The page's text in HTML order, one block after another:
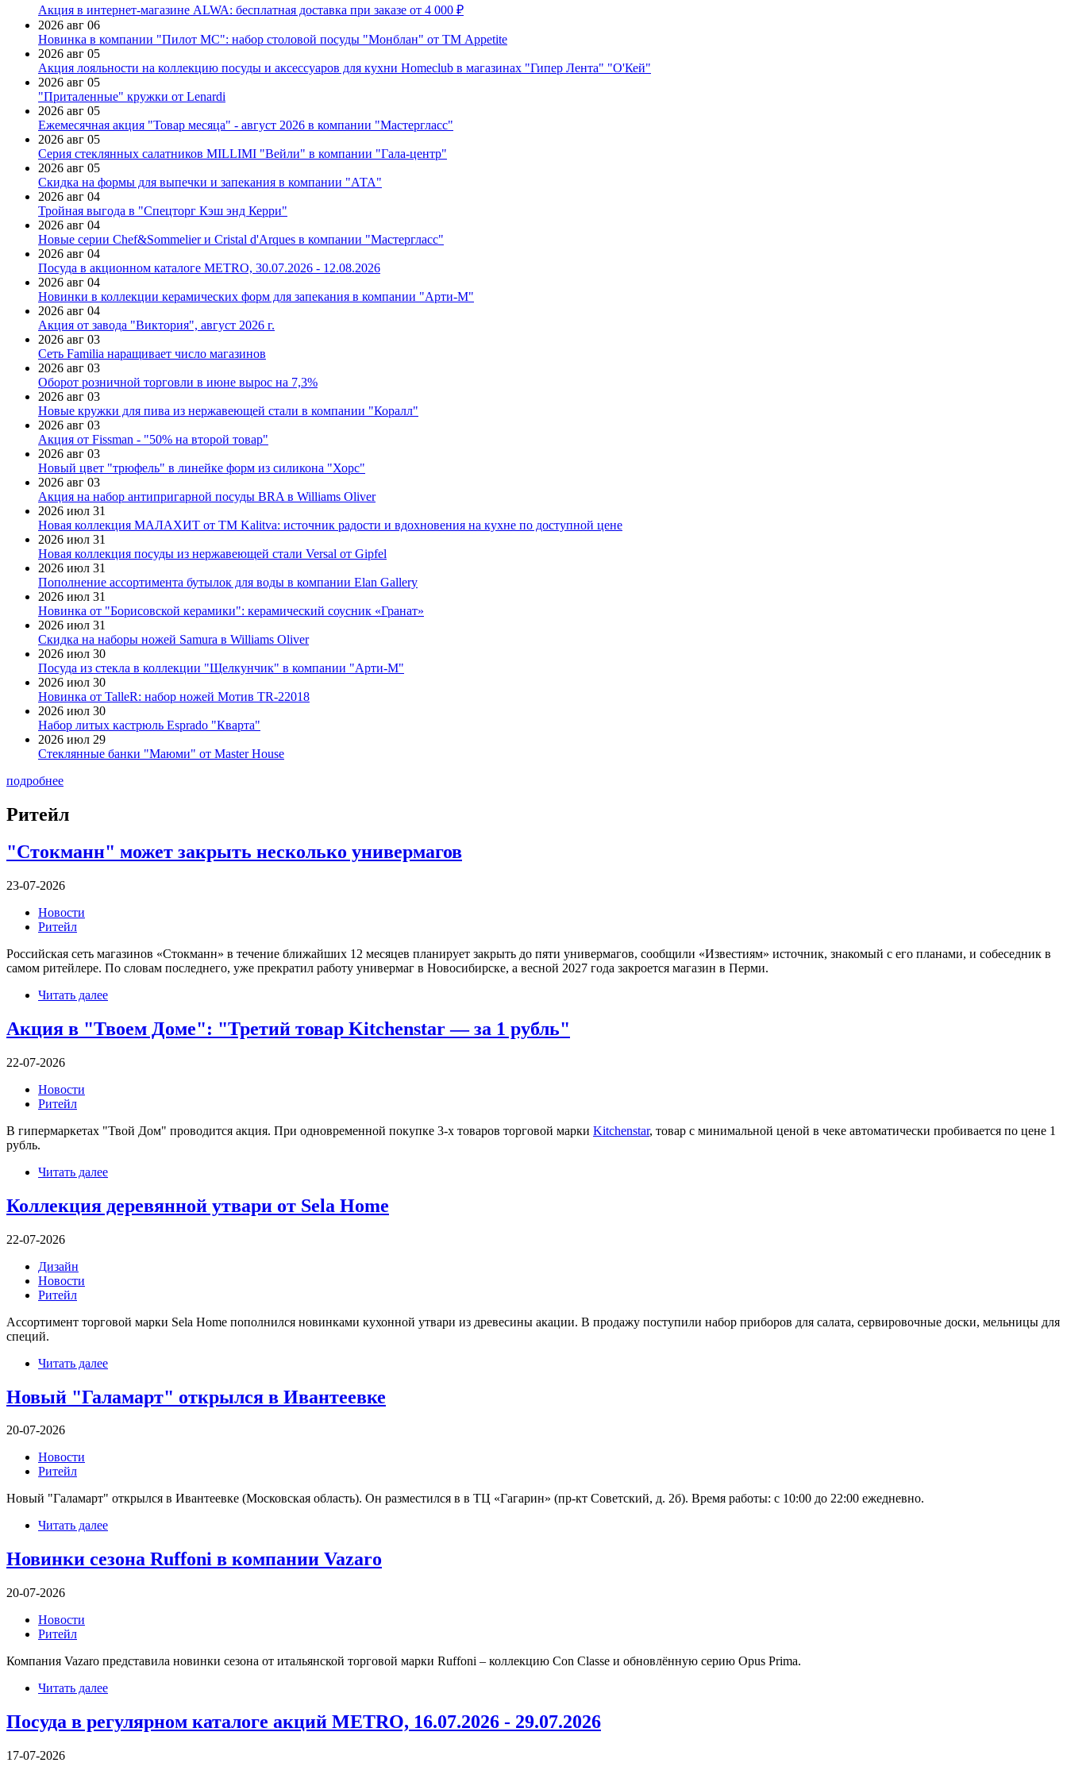
Акция в интернет-магазине ALWA: бесплатная доставка при заказе от 4 000 ₽
2026 авг 06
Новинка в компании "Пилот МС": набор столовой посуды "Монблан" от ТМ Appetite
2026 авг 05
Акция лояльности на коллекцию посуды и аксессуаров для кухни Homeclub в магазинах "Гипер Лента" "О'Кей"
2026 авг 05
"Приталенные" кружки от Lenardi
2026 авг 05
Ежемесячная акция "Товар месяца" - август 2026 в компании "Мастергласс"
2026 авг 05
Серия стеклянных салатников MILLIMI "Вейли" в компании "Гала-центр"
2026 авг 05
Скидка на формы для выпечки и запекания в компании "АТА"
2026 авг 04
Тройная выгода в "Спецторг Кэш энд Керри"
2026 авг 04
Новые серии Chef&Sommelier и Cristal d'Arques в компании "Мастергласс"
2026 авг 04
Посуда в акционном каталоге METRO, 30.07.2026 - 12.08.2026
2026 авг 04
Новинки в коллекции керамических форм для запекания в компании "Арти-М"
2026 авг 04
Акция от завода "Виктория", август 2026 г.
2026 авг 03
Сеть Familia наращивает число магазинов
2026 авг 03
Оборот розничной торговли в июне вырос на 7,3%
2026 авг 03
Новые кружки для пива из нержавеющей стали в компании "Коралл"
2026 авг 03
Акция от Fissman - "50% на второй товар"
2026 авг 03
Новый цвет "трюфель" в линейке форм из силикона "Хорс"
2026 авг 03
Акция на набор антипригарной посуды BRA в Williams Oliver
2026 июл 31
Новая коллекция МАЛАХИТ от ТМ Kalitva: источник радости и вдохновения на кухне по доступной цене
2026 июл 31
Новая коллекция посуды из нержавеющей стали Versal от Gipfel
2026 июл 31
Пополнение ассортимента бутылок для воды в компании Elan Gallery
2026 июл 31
Новинка от "Борисовской керамики": керамический соусник «Гранат»
2026 июл 31
Скидка на наборы ножей Samura в Williams Oliver
2026 июл 30
Посуда из стекла в коллекции "Щелкунчик" в компании "Арти-М"
2026 июл 30
Новинка от TalleR: набор ножей Мотив TR-22018
2026 июл 30
Набор литых кастрюль Esprado "Кварта"
2026 июл 29
Стеклянные банки "Маюми" от Master House
подробнее
Ритейл
"Стокманн" может закрыть несколько универмагов
23-07-2026
Новости
Ритейл
Российская сеть магазинов «Стокманн» в течение ближайших 12 месяцев планирует закрыть до пяти универмагов, сообщили «Известиям» источник, знакомый с его планами, и собеседник в
самом ритейлере. По словам последнего, уже прекратил работу универмаг в Новосибирске, а весной 2027 года закроется магазин в Перми.
Читать далее
Акция в "Твоем Доме": "Третий товар Kitchenstar — за 1 рубль"
22-07-2026
Новости
Ритейл
В гипермаркетах "Твой Дом" проводится акция. При одновременной покупке 3-х товаров торговой марки Kitchenstar, товар с минимальной ценой в чеке автоматически пробивается по цене 1
рубль.
Читать далее
Коллекция деревянной утвари от Sela Home
22-07-2026
Дизайн
Новости
Ритейл
Ассортимент торговой марки Sela Home пополнился новинками кухонной утвари из древесины акации. В продажу поступили набор приборов для салата, сервировочные доски, мельницы для
специй.
Читать далее
Новый "Галамарт" открылся в Ивантеевке
20-07-2026
Новости
Ритейл
Новый "Галамарт" открылся в Ивантеевке (Московская область). Он разместился в в ТЦ «Гагарин» (пр-кт Советский, д. 2б). Время работы: с 10:00 до 22:00 ежедневно.
Читать далее
Новинки сезона Ruffoni в компании Vazaro
20-07-2026
Новости
Ритейл
Компания Vazaro представила новинки сезона от итальянской торговой марки Ruffoni – коллекцию Con Classe и обновлённую серию Opus Prima.
Читать далее
Посуда в регулярном каталоге акций METRO, 16.07.2026 - 29.07.2026
17-07-2026